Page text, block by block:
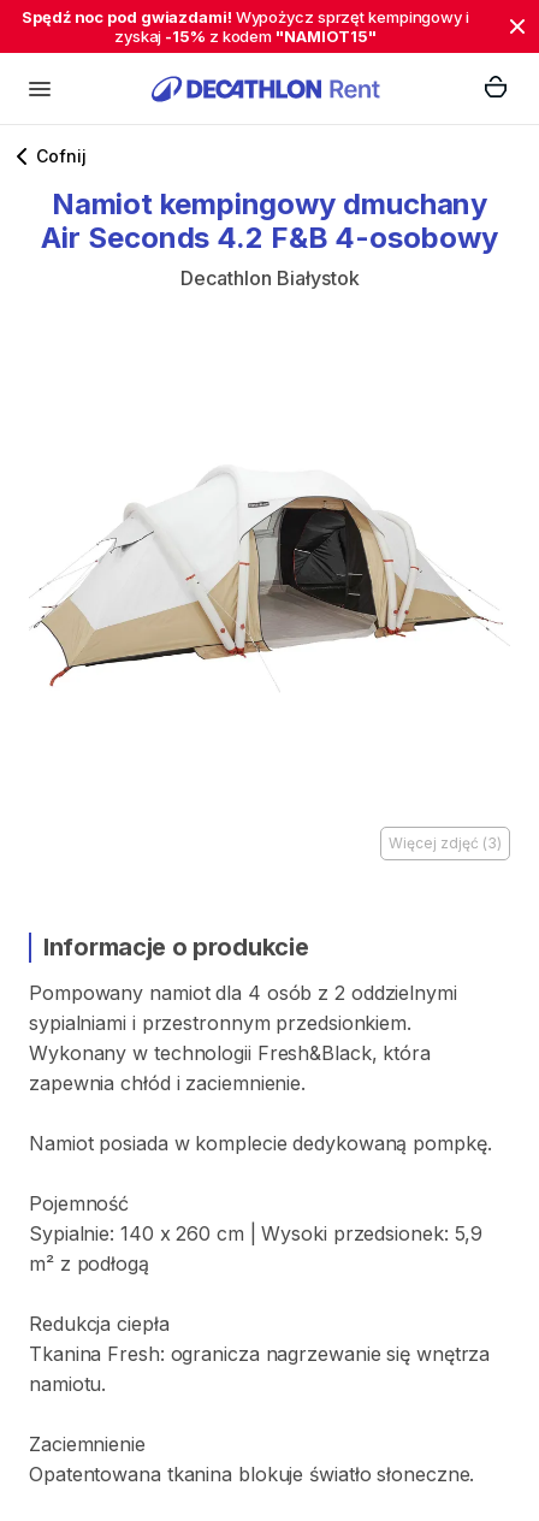
Spędź noc pod gwiazdami! Wypożycz sprzęt kempingowy i
zyskaj -15% z kodem "NAMIOT15"
Cofnij
Namiot kempingowy dmuchany
Air Seconds 4.2 F&B 4-osobowy
Decathlon Białystok
Więcej zdjęć (3)
Informacje o produkcie
Pompowany namiot dla 4 osób z 2 oddzielnymi
sypialniami i przestronnym przedsionkiem.
Wykonany w technologii Fresh&Black​​,​ która
zapewnia chłód i zaciemnienie.
Namiot posiada w komplecie dedykowaną pompkę.
Pojemność
Sypialnie: 140 x 260 cm Wysoki przedsionek: 5​,​9
m² z podłogą
Redukcja ciepła
Tkanina Fresh: ogranicza nagrzewanie się wnętrza
namiotu.
Zaciemnienie
Opatentowana tkanina blokuje światło słoneczne.